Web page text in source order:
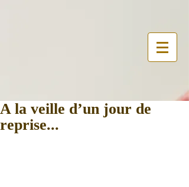
A la veille d’un jour de
reprise...